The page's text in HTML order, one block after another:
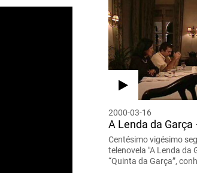
2000-03-16
A Lenda da Garça
Centésimo vigésimo
telenovela "A Lenda da
“Quinta da Garça”,